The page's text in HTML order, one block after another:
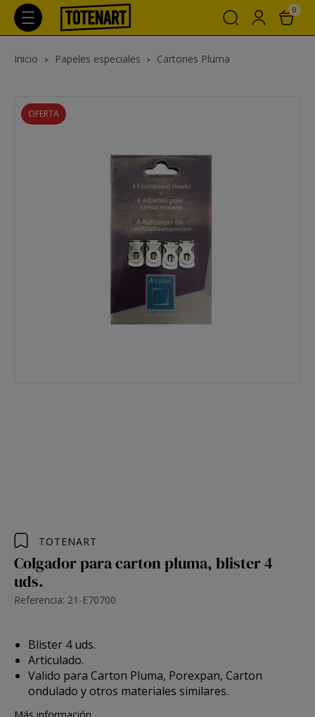
0
Inicio Papeles especiales Cartones Pluma
OFERTA
TOTENART
Colgador para carton pluma, blister 4
uds.
Referencia: 21-E70700
Blister 4 uds.
Articulado.
Valido para Carton Pluma, Porexpan, Carton
ondulado y otros materiales similares.